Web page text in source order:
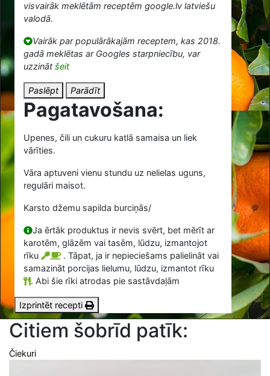
visvairāk meklētām receptēm google.lv latviešu
valodā.
Vairāk par populārākajām receptem, kas 2018.
gadā meklētas ar Googles starpniecību, var
uzzinātšeit
Paslēpt Parādīt
Pagatavošana:
Upenes, čili un cukuru katlā samaisa un liek
vārīties.
Vāra aptuveni vienu stundu uz nelielas uguns,
regulāri maisot.
Karsto džemu sapilda burciņās/
Ja ērtāk produktus ir nevis svērt, bet mērīt ar
karotēm, glāzēm vai tasēm, lūdzu, izmantojot
rīku
. Tāpat, ja ir nepieciešams palielināt vai
samazināt porcijas lielumu, lūdzu, izmantot rīku
. Abi šie rīki atrodas pie sastāvdaļām
Izprintēt recepti
Citiem šobrīd patīk:
Čiekuri